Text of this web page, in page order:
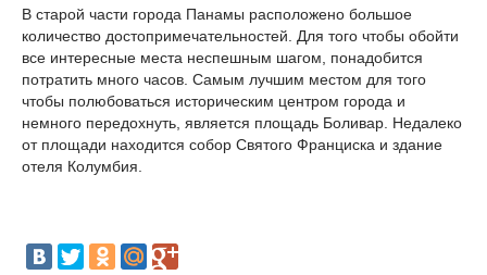
В старой части города Панамы расположено большое
количество достопримечательностей. Для того чтобы обойти
все интересные места неспешным шагом, понадобится
потратить много часов. Самым лучшим местом для того
чтобы полюбоваться историческим центром города и
немного передохнуть, является площадь Боливар. Недалеко
от площади находится собор Святого Франциска и здание
отеля Колумбия.